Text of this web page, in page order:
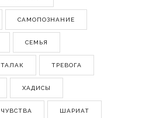
САМОПОЗНАНИЕ
СЕМЬЯ
ТАЛАК ТРЕВОГА
ХАДИСЫ
ЧУВСТВА ШАРИАТ